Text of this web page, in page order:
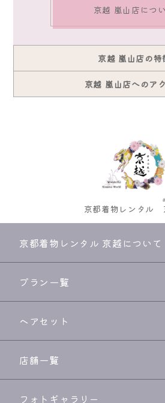
京越 嵐山店につ
京越 嵐山店の特
京越 嵐山店へのア
京都着物レンタル
京都着物レンタル 京越について
プラン一覧
ヘアセット
店舗一覧
フォトギャラリー